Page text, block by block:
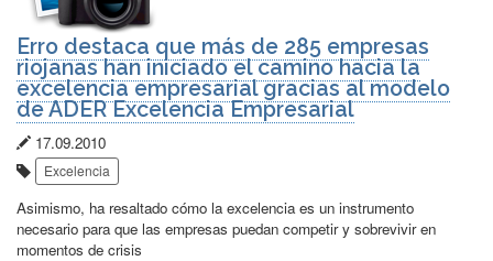
Erro destaca que más de 285 empresas
riojanas han iniciado el camino hacia la
excelencia empresarial gracias al modelo
de ADER Excelencia Empresarial
Fecha
de
publicación:
17.09.2010
Etiquetas:
Excelencia
Asimismo, ha resaltado cómo la excelencia es un instrumento
necesario para que las empresas puedan competir y sobrevivir en
momentos de crisis